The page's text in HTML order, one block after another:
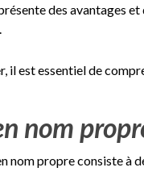
des avantages
il est essentiel de
nom
nom propre consiste à